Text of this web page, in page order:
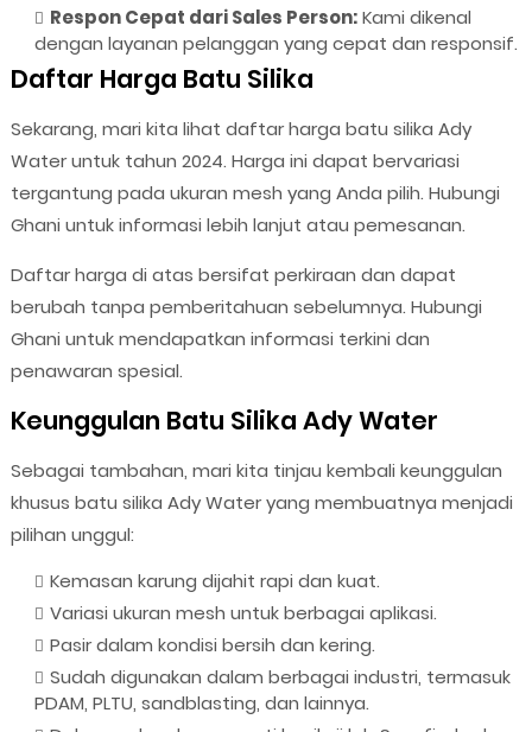
Respon Cepat dari Sales Person:Kami dikenal
dengan layanan pelanggan yang cepat dan responsif.
Daftar Harga Batu Silika
Sekarang, mari kita lihat daftar harga batu silika Ady
Water untuk tahun 2024. Harga ini dapat bervariasi
tergantung pada ukuran mesh yang Anda pilih. Hubungi
Ghani untuk informasi lebih lanjut atau pemesanan.
Daftar harga di atas bersifat perkiraan dan dapat
berubah tanpa pemberitahuan sebelumnya. Hubungi
Ghani untuk mendapatkan informasi terkini dan
penawaran spesial.
Keunggulan Batu Silika Ady Water
Sebagai tambahan, mari kita tinjau kembali keunggulan
khusus batu silika Ady Water yang membuatnya menjadi
pilihan unggul:
Kemasan karung dijahit rapi dan kuat.
Variasi ukuran mesh untuk berbagai aplikasi.
Pasir dalam kondisi bersih dan kering.
Sudah digunakan dalam berbagai industri, termasuk
PDAM, PLTU, sandblasting, dan lainnya.